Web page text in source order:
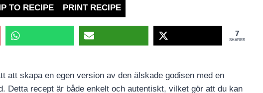
TO RECIPE PRINT RECIPE
7
SHARES
att skapa en egen version av den älskade godisen med en
Detta recept är både enkelt och autentiskt, vilket gör att du kan